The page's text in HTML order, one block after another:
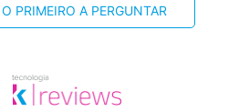
PRIMEIRO A PERGUNTAR